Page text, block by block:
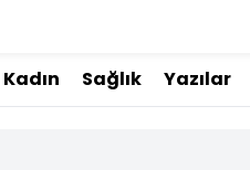
Kadın Sağlık Yazılar